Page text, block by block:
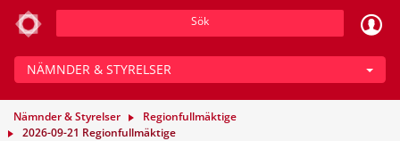
Sök
NÄMNDER & STYRELSER
Nämnder & Styrelser
Regionfullmäktige
2026-09-21 Regionfullmäktige